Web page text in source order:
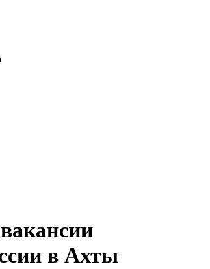
в Ахты